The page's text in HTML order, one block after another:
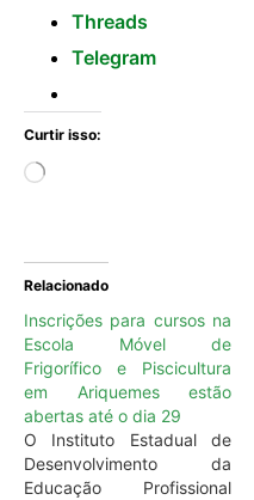
Threads
Telegram
Curtir isso:
Relacionado
Inscrições para cursos na
Escola Móvel de
Frigorífico e Piscicultura
em Ariquemes estão
abertas até o dia 29
O Instituto Estadual de
Desenvolvimento da
Educação Profissional